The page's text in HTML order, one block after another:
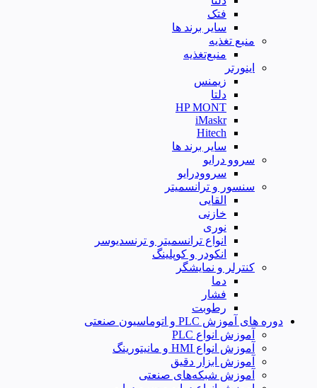
فتک
سایر برند ها
منبع تغذیه
منبع‌تغذیه
اینورتر
زیمنس
دلتا
HP MONT
iMaskr
Hitech
سایر برند ها
سروو درایو
سروودرایو
سنسور و ترانسمیتر
القایی
خازنی
نوری
انواع ترانسمیتر و ترنسدیوسر
انکودر و کوپلینگ
کنترلر و نمایشگر
دما
فشار
رطوبت
دوره های آموزش PLC و اتوماسیون صنعتی
آموزش انواع PLC
آموزش انواع HMI و مانیتورینگ
آموزش ابزار دقیق
آموزش شبکه‌های صنعتی